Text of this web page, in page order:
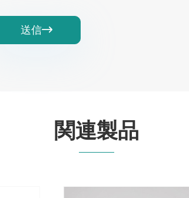
送信
関連製品